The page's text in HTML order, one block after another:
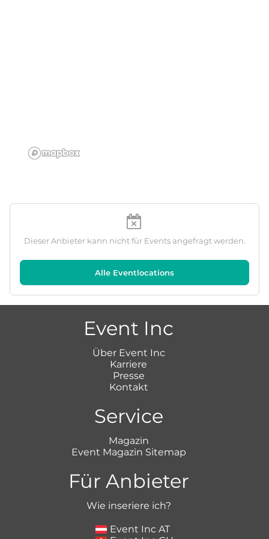
Dieser Anbieter kann nicht für Events angefragt werden.
Alle Eventlocations
Event Inc
Über Event Inc
Karriere
Presse
Kontakt
Service
Magazin
Event Magazin Sitemap
Für Anbieter
Wie inseriere ich?
Event Inc AT